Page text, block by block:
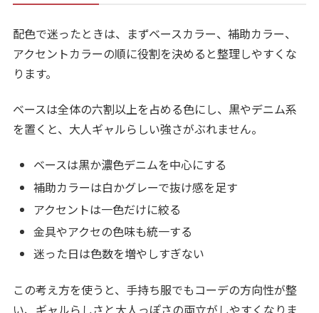
配色で迷ったときは、まずベースカラー、補助カラー、
アクセントカラーの順に役割を決めると整理しやすくな
ります。
ベースは全体の六割以上を占める色にし、黒やデニム系
を置くと、大人ギャルらしい強さがぶれません。
ベースは黒か濃色デニムを中心にする
補助カラーは白かグレーで抜け感を足す
アクセントは一色だけに絞る
金具やアクセの色味も統一する
迷った日は色数を増やしすぎない
この考え方を使うと、手持ち服でもコーデの方向性が整
い、ギャルらしさと大人っぽさの両立がしやすくなりま